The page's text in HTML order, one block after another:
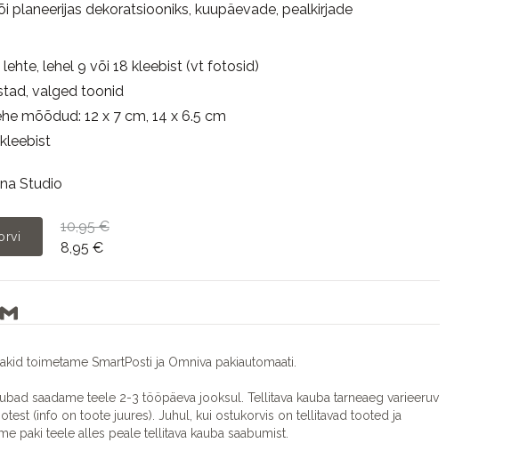
planeerijas dekoratsiooniks, kuupäevade, pealkirjade
lehte, lehel 9 või 18 kleebist (vt fotosid)
valged toonid
mõõdud: 12 x 7 cm, 14 x 6.5 cm
Studio
10,95 €
8,95 €
toimetame SmartPosti ja Omniva pakiautomaati.
saadame teele 2-3 tööpäeva jooksul. Tellitava kauba tarneaeg varieeruv
(info on toote juures). Juhul, kui ostukorvis on tellitavad tooted ja
paki teele alles peale tellitava kauba saabumist.